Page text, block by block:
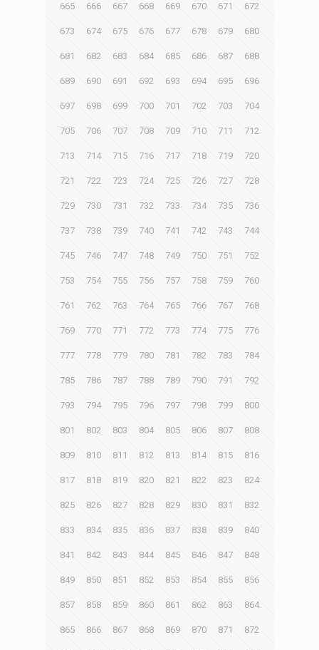
665 666 667 668 669 670 671 672
673 674 675 676 677 678 679 680
681 682 683 684 685 686 687 688
689 690 691 692 693 694 695 696
697 698 699 700 701 702 703 704
705 706 707 708 709 710 711 712
713 714 715 716 717 718 719 720
721 722 723 724 725 726 727 728
729 730 731 732 733 734 735 736
737 738 739 740 741 742 743 744
745 746 747 748 749 750 751 752
753 754 755 756 757 758 759 760
761 762 763 764 765 766 767 768
769 770 771 772 773 774 775 776
777 778 779 780 781 782 783 784
785 786 787 788 789 790 791 792
793 794 795 796 797 798 799 800
801 802 803 804 805 806 807 808
809 810 811 812 813 814 815 816
817 818 819 820 821 822 823 824
825 826 827 828 829 830 831 832
833 834 835 836 837 838 839 840
841 842 843 844 845 846 847 848
849 850 851 852 853 854 855 856
857 858 859 860 861 862 863 864
865 866 867 868 869 870 871 872